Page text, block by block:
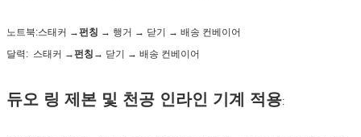
노트북:스태커 →펀칭 → 행거 → 닫기 → 배송 컨베이어
달력: 스태커 →펀칭 → 닫기 → 배송 컨베이어
듀오 링 제본 및 천공 인라인 기계 적용: